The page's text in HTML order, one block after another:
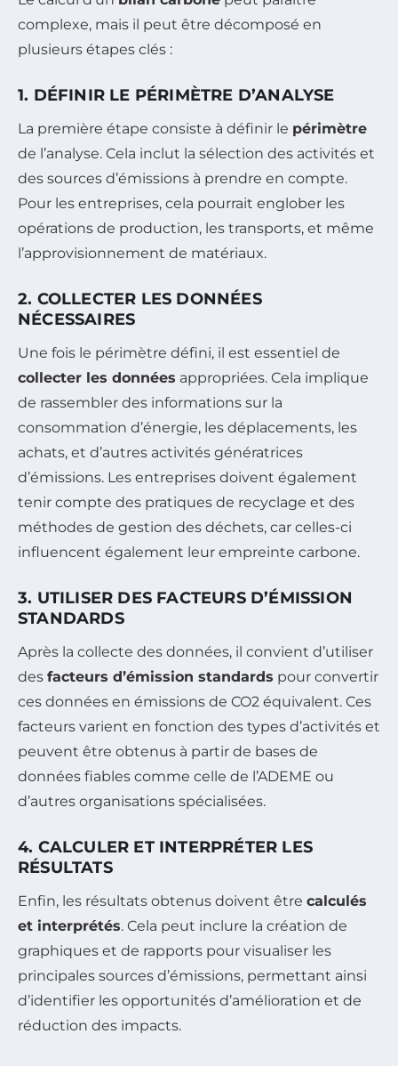
complexe, mais il peut être décomposé en
plusieurs étapes clés :
1. DÉFINIR LE PÉRIMÈTRE D’ANALYSE
La première étape consiste à définir le périmètre
de l’analyse. Cela inclut la sélection des activités et
des sources d’émissions à prendre en compte.
Pour les entreprises, cela pourrait englober les
opérations de production, les transports, et même
l’approvisionnement de matériaux.
2. COLLECTER LES DONNÉES
NÉCESSAIRES
Une fois le périmètre défini, il est essentiel de
collecter les données appropriées. Cela implique
de rassembler des informations sur la
consommation d’énergie, les déplacements, les
achats, et d’autres activités génératrices
d’émissions. Les entreprises doivent également
tenir compte des pratiques de recyclage et des
méthodes de gestion des déchets, car celles-ci
influencent également leur empreinte carbone.
3. UTILISER DES FACTEURS D’ÉMISSION
STANDARDS
Après la collecte des données, il convient d’utiliser
des facteurs d’émission standards pour convertir
ces données en émissions de CO2 équivalent. Ces
facteurs varient en fonction des types d’activités et
peuvent être obtenus à partir de bases de
données fiables comme celle de l’ADEME ou
d’autres organisations spécialisées.
4. CALCULER ET INTERPRÉTER LES
RÉSULTATS
Enfin, les résultats obtenus doivent être calculés
et interprétés. Cela peut inclure la création de
graphiques et de rapports pour visualiser les
principales sources d’émissions, permettant ainsi
d’identifier les opportunités d’amélioration et de
réduction des impacts.